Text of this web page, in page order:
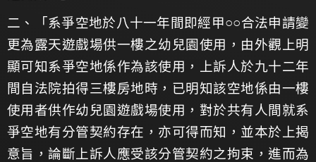
二、「系爭空地於八十一年間即經甲○○合法申請變
更為露天遊戲場供一樓之幼兒園使用，由外觀上明
顯可知系爭空地係作為該使用，上訴人於九十二年
間自法院拍得三樓房地時，已明知該空地係由一樓
使用者供作幼兒園遊戲場使用，對於共有人間就系
爭空地有分管契約存在，亦可得而知，並本於上揭
意旨，論斷上訴人應受該分管契約之拘束，進而為